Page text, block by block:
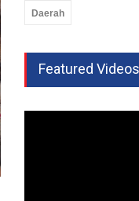
Daerah
Featured Videos